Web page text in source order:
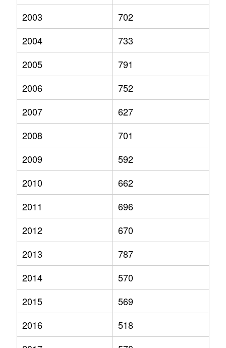
2003
702
2004
733
2005
791
2006
752
2007
627
2008
701
2009
592
2010
662
2011
696
2012
670
2013
787
2014
570
2015
569
2016
518